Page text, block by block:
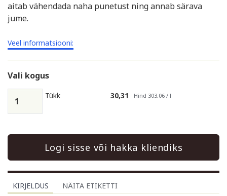
aitab vähendada naha punetust ning annab särava
jume.
Veel informatsiooni:
Vali kogus
Tükk 30,31 Hind 303,06 / l
Logi sisse või hakka kliendiks
KIRJELDUS NÄITA ETIKETTI